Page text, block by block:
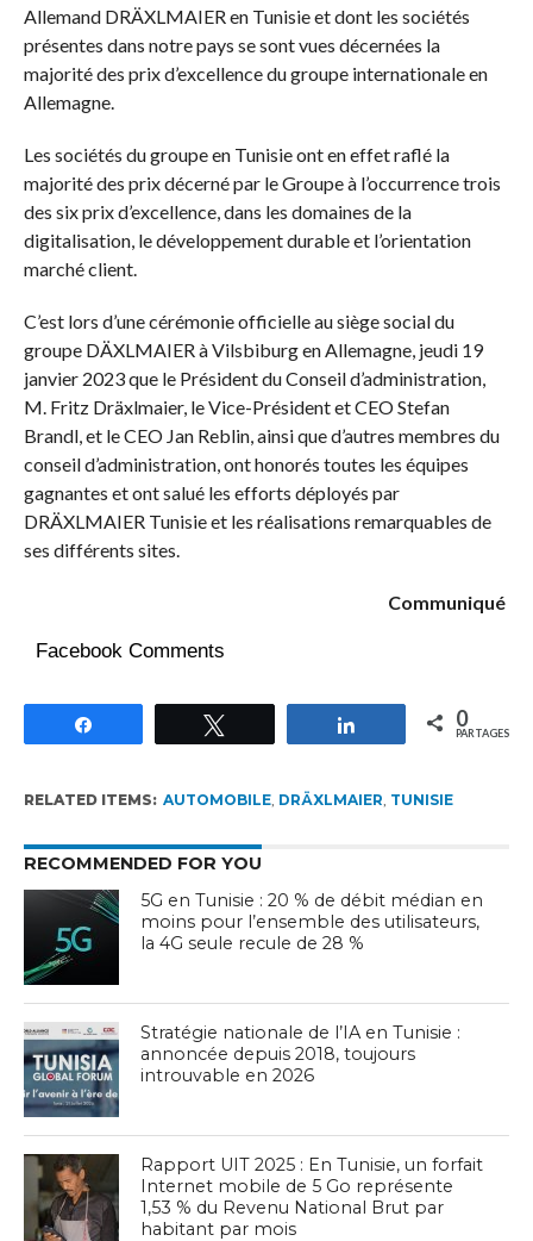
Allemand DRÄXLMAIER en Tunisie et dont les sociétés
présentes dans notre pays se sont vues décernées la
majorité des prix d’excellence du groupe internationale en
Allemagne.
Les sociétés du groupe en Tunisie ont en effet raflé la
majorité des prix décerné par le Groupe à l’occurrence trois
des six prix d’excellence, dans les domaines de la
digitalisation, le développement durable et l’orientation
marché client.
C’est lors d’une cérémonie officielle au siège social du
groupe DÄXLMAIER à Vilsbiburg en Allemagne, jeudi 19
janvier 2023 que le Président du Conseil d’administration,
M. Fritz Dräxlmaier, le Vice-Président et CEO Stefan
Brandl, et le CEO Jan Reblin, ainsi que d’autres membres du
conseil d’administration, ont honorés toutes les équipes
gagnantes et ont salué les efforts déployés par
DRÄXLMAIER Tunisie et les réalisations remarquables de
ses différents sites.
Communiqué
Facebook Comments
Partagez 0
PARTAGES
RELATED ITEMS: AUTOMOBILE, DRÄXLMAIER TUNISIE
RECOMMENDED FOR YOU
5G en Tunisie : 20 % de débit médian en
moins pour l’ensemble des utilisateurs,
la 4G seule recule de 28 %
Stratégie nationale de l’IA en Tunisie :
annoncée depuis 2018, toujours
introuvable en 2026
Rapport UIT 2025 : En Tunisie, un forfait
Internet mobile de 5 Go représente
1,53 % du Revenu National Brut par
habitant par mois